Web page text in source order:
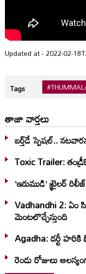
Updated at - 2022-02-
Tags
తాజా వార్తలు
బర్త్‌‌డే స్పెషల్..
Toxic Trailer:
‘ఇరుముడి’ ట్రైలర్
Vadhandhi 2: ఏం
మెంటలొచ్చేస్తుంది
Agadha: డర్టీ హరికి